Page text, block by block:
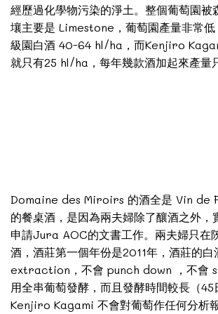
經歷過化學物污染的淨土。整個葡萄園被
壤主要是 Limestone，葡萄園產量非常
級園白酒 40-64 hl/ha，而Kenjiro
就只有25 hl/ha，每年幾款酒加起來產量
Domaine des Miroirs 的酒全是 Vin de
的餐桌酒，是因為兩夫婦除了釀酒之外，
申請Jura AOC的文書工作。兩夫婦只在
酒，酒莊第一個年份是2011年，酒莊的白
extraction，不會 punch down ，不會
用全串葡萄發酵，而且發酵時間較長（45
Kenjiro Kagami 不會對葡萄作任何分析